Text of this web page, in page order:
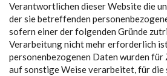
Verantwortlichen dieser Website die
der sie betreffenden
sofern einer der folgenden Gründe
Verarbeitung nicht mehr erforderlich
personenbezogenen Daten wurden für
auf sonstige Weise verarbeitet, für die